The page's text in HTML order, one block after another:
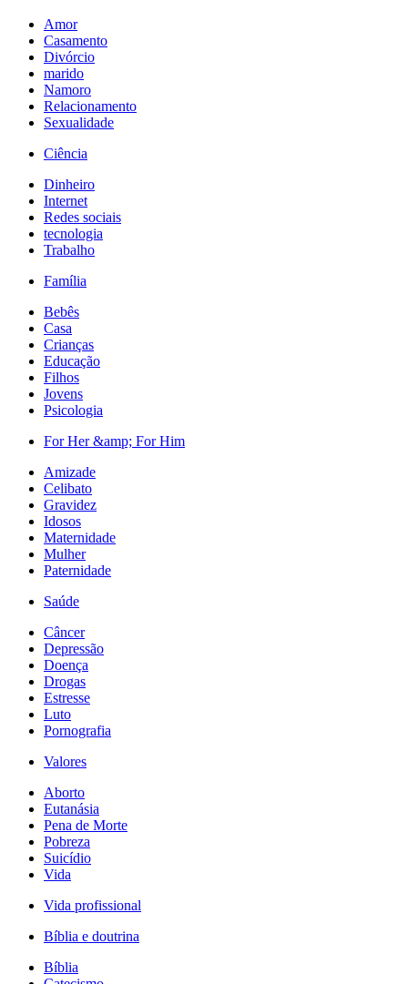
Amor
Casamento
Divórcio
marido
Namoro
Relacionamento
Sexualidade
Ciência
Dinheiro
Internet
Redes sociais
tecnologia
Trabalho
Família
Bebês
Casa
Crianças
Educação
Filhos
Jovens
Psicologia
For Her &amp; For Him
Amizade
Celibato
Gravidez
Idosos
Maternidade
Mulher
Paternidade
Saúde
Câncer
Depressão
Doença
Drogas
Estresse
Luto
Pornografia
Valores
Aborto
Eutanásia
Pena de Morte
Pobreza
Suicídio
Vida
Vida profissional
Bíblia e doutrina
Bíblia